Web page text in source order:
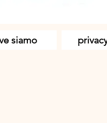
siamo